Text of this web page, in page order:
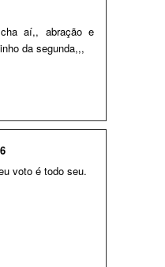
aí,, abração e
da segunda,,,
voto é todo seu.